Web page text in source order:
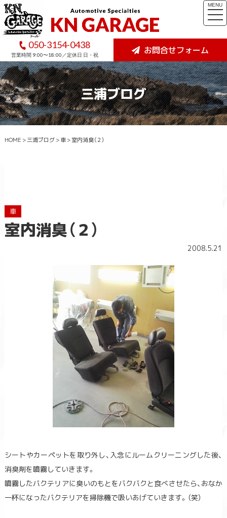
050-3154-0438
営業時間 9:00〜18:00／定休日 日・祝 お問合せフォーム
MENU
三浦ブログ
HOME >三浦ブログ>車>室内消臭（２）
車
室内消臭（２）
2008.5.21
シートやカーペットを取り外し、入念にルームクリーニングした後、
消臭剤を噴霧していきます。
噴霧したバクテリアに臭いのもとをバクバクと食べさせたら、おなか
一杯になったバクテリアを掃除機で吸いあげていきます。（笑）